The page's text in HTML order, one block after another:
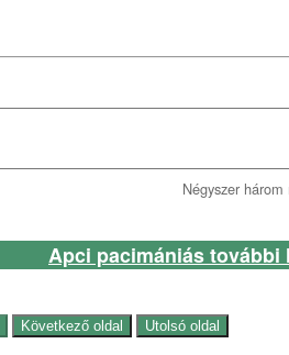
Négyszer
Apci pacimániás további